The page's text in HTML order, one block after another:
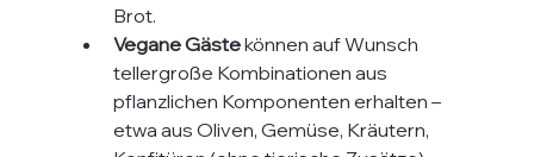
Brot.
Vegane Gäste können auf Wunsch
tellergroße Kombinationen aus
pflanzlichen Komponenten erhalten –
etwa aus Oliven, Gemüse, Kräutern,